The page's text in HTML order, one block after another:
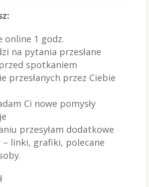
online 1 godz.
na pytania przesłane
spotkaniem
przesłanych przez Ciebie
Ci nowe pomysły
przesyłam dodatkowe
– linki, grafiki, polecane